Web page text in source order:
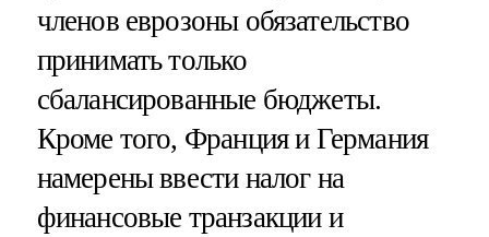
членов еврозоны обязательство
принимать только
сбалансированные бюджеты.
Кроме того, Франция и Германия
намерены ввести налог на
финансовые транзакции и